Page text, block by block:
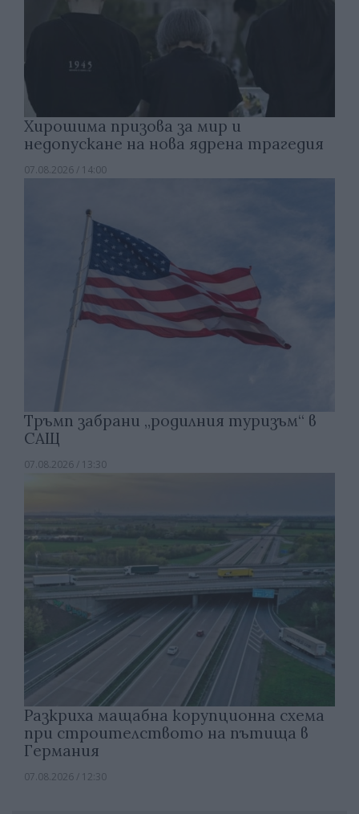
Хирошима призова за мир и
недопускане на нова ядрена трагедия
07.08.2026 / 14:00
Тръмп забрани „родилния туризъм“ в
САЩ
07.08.2026 / 13:30
Разкриха мащабна корупционна схема
при строителството на пътища в
Германия
07.08.2026 / 12:30